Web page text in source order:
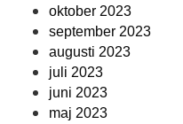
oktober 2023
september 2023
augusti 2023
juli 2023
juni 2023
maj 2023